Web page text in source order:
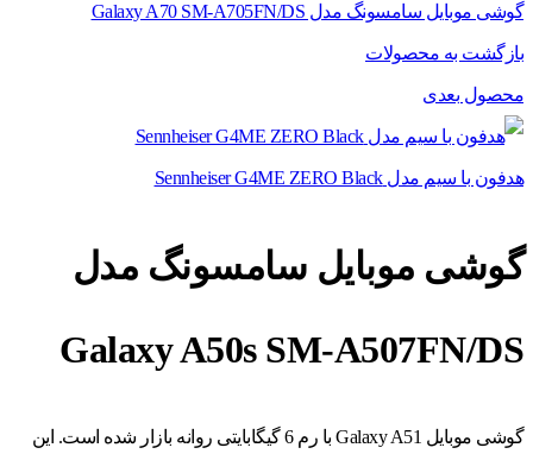
گوشی موبایل سامسونگ مدل Galaxy A70 SM-A705FN/DS
بازگشت به محصولات
محصول بعدی
هدفون با سیم مدل Sennheiser G4ME ZERO Black
گوشی موبایل سامسونگ مدل
Galaxy A50s SM-A507FN/DS
گوشی موبایل Galaxy A51 با رم 6 گیگابایتی روانه بازار شده است. این